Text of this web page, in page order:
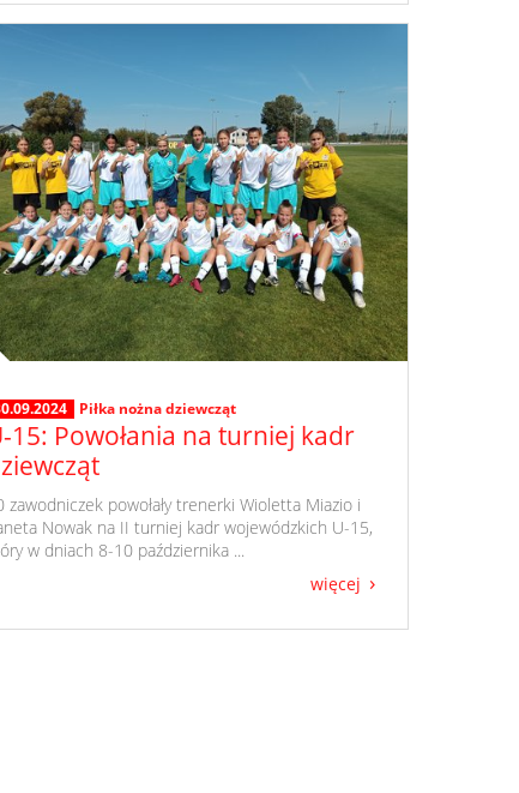
Piłka nożna dziewcząt
15: Powołania na turniej kadr
zawodniczek powołały trenerki Wioletta Miazio i
Nowak na II turniej kadr wojewódzkich U-15,
w dniach 8-10 października ...
więcej